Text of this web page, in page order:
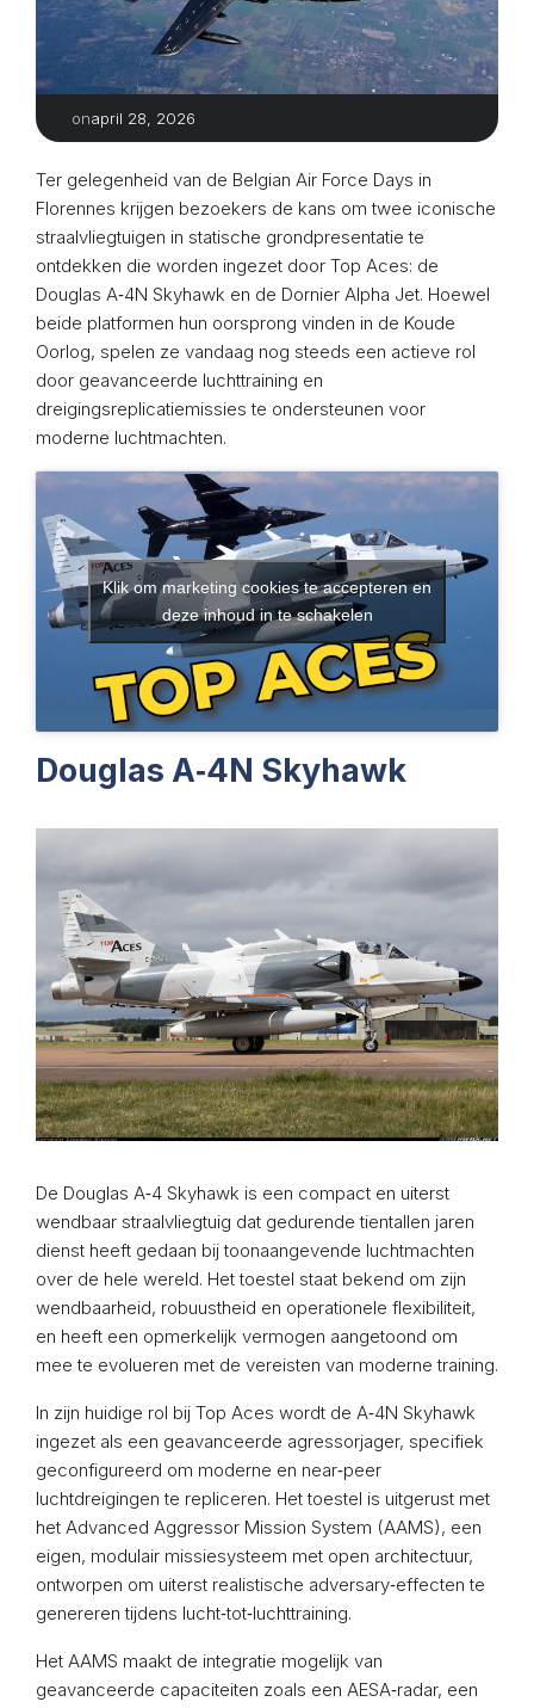
onapril 28, 2026
Ter gelegenheid van de Belgian Air Force Days in
Florennes krijgen bezoekers de kans om twee iconische
straalvliegtuigen in statische grondpresentatie te
ontdekken die worden ingezet door Top Aces: de
Douglas A‑4N Skyhawk en de Dornier Alpha Jet. Hoewel
beide platformen hun oorsprong vinden in de Koude
Oorlog, spelen ze vandaag nog steeds een actieve rol
door geavanceerde luchttraining en
dreigingsreplicatiemissies te ondersteunen voor
moderne luchtmachten.
Klik om marketing cookies te accepteren en
deze inhoud in te schakelen
Douglas A‑4N Skyhawk
De Douglas A‑4 Skyhawk is een compact en uiterst
wendbaar straalvliegtuig dat gedurende tientallen jaren
dienst heeft gedaan bij toonaangevende luchtmachten
over de hele wereld. Het toestel staat bekend om zijn
wendbaarheid, robuustheid en operationele flexibiliteit,
en heeft een opmerkelijk vermogen aangetoond om
mee te evolueren met de vereisten van moderne training.
In zijn huidige rol bij Top Aces wordt de A‑4N Skyhawk
ingezet als een geavanceerde agressorjager, specifiek
geconfigureerd om moderne en near‑peer
luchtdreigingen te repliceren. Het toestel is uitgerust met
het Advanced Aggressor Mission System (AAMS), een
eigen, modulair missiesysteem met open architectuur,
ontworpen om uiterst realistische adversary‑effecten te
genereren tijdens lucht‑tot‑luchttraining.
Het AAMS maakt de integratie mogelijk van
geavanceerde capaciteiten zoals een AESA‑radar, een